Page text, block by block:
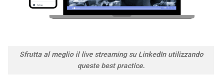
Sfrutta al meglio il live streaming su LinkedIn utilizzando
queste best practice.